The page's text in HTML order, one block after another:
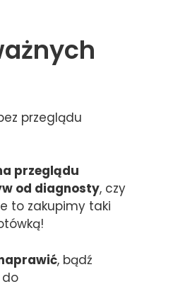
przeglądu
przeglądu
od diagnosty, czy
to zakupimy taki
, bądź